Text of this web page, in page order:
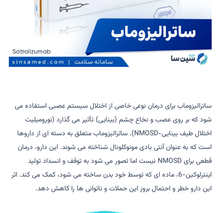
ساترالیزوماب برای درمان نوعی خاصی از اختلال سیستم عصبی استفاده می
شود که بر روی عصب و نخاع چشم (بینایی) تأثیر می گذارد (نورومیلیت
اختلال طیف بینایی-NMOSD). ساترالیزوماب متعلق به دسته ای از داروها
است که به عنوان آنتی بادی مونوکلونال شناخته می شوند. این دارو، درمان
قطعی برای NMOSD نیست اما تصور می شود به توقف و انسداد تولید
اینترلوکین-6، ماده ای که توسط خود بدن ساخته می شود، کمک می کند. اثر
این دارو خطر و احتمال بروز این حملات و ناتوانی ها را کاهش دهد.